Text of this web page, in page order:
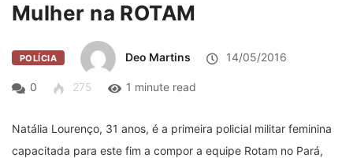
Mulher na ROTAM
POLÍCIA Deo Martins 14/05/2016
0 275 1 minute read
Natália Lourenço, 31 anos, é a primeira policial militar feminina
capacitada para este fim a compor a equipe Rotam no Pará,